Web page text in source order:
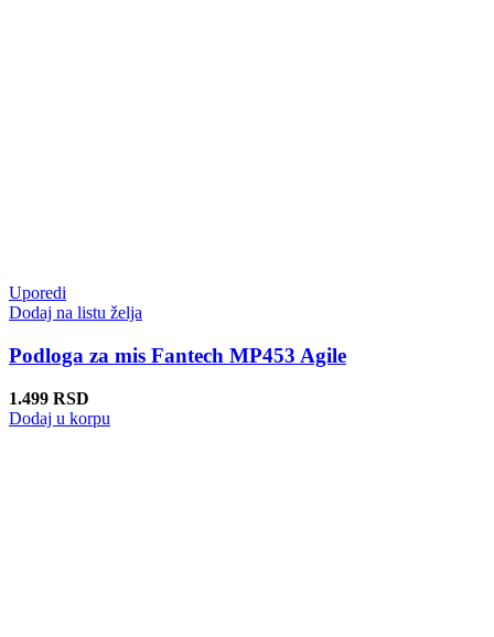
Uporedi
Dodaj na listu želja
Podloga za mis Fantech MP453 Agile
1.499 RSD
Dodaj u korpu